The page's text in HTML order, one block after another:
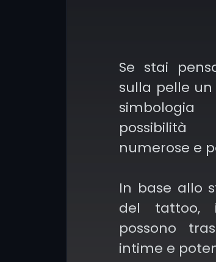
che
che
di simboli
blackwork
utilizzano il
creare
Se stai
sulla pelle
numerose e
In base allo
del tattoo,
possono
intime e